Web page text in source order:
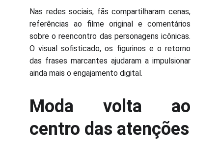
Nas redes sociais, fãs compartilharam cenas,
referências ao filme original e comentários
sobre o reencontro das personagens icônicas.
O visual sofisticado, os figurinos e o retorno
das frases marcantes ajudaram a impulsionar
ainda mais o engajamento digital.
Moda volta ao
centro das atenções